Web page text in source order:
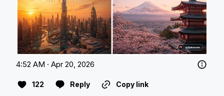
4:52 AM · Apr 20, 2026
122 Reply Copy link